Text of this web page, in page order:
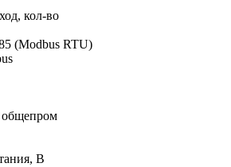
кол-во
(Modbus RTU)
В